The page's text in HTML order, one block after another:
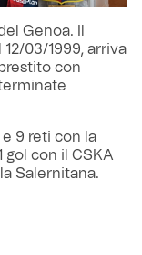
Genoa. Il
03/1999, arriva
con
e 9 reti con la
gol con il CSKA
Salernitana.